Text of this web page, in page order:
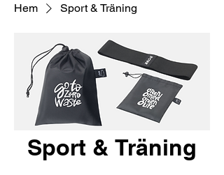
Hem Sport & Träning
Sport & Träning